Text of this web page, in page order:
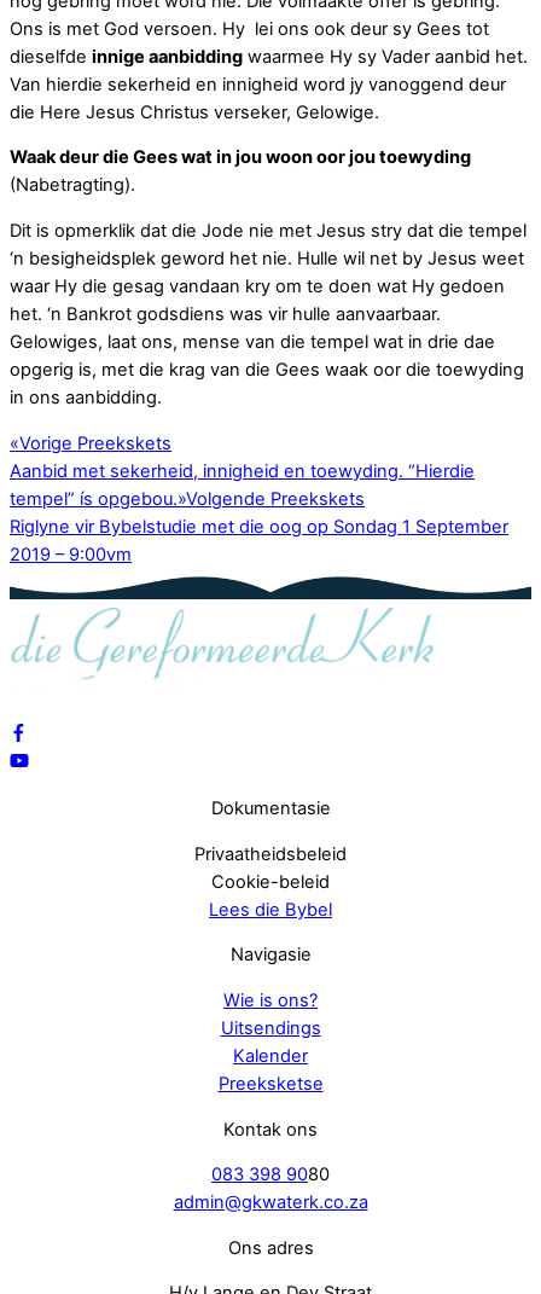
Ons is met God versoen. Hy lei ons ook deur sy Gees tot
dieselfde innige aanbidding waarmee Hy sy Vader aanbid het.
Van hierdie sekerheid en innigheid word jy vanoggend deur
die Here Jesus Christus verseker, Gelowige.
Waak deur die Gees wat in jou woon oor jou toewyding
(Nabetragting).
Dit is opmerklik dat die Jode nie met Jesus stry dat die tempel
‘n besigheidsplek geword het nie. Hulle wil net by Jesus weet
waar Hy die gesag vandaan kry om te doen wat Hy gedoen
het. ‘n Bankrot godsdiens was vir hulle aanvaarbaar.
Gelowiges, laat ons, mense van die tempel wat in drie dae
opgerig is, met die krag van die Gees waak oor die toewyding
in ons aanbidding.
«Vorige Preekskets
Aanbid met sekerheid, innigheid en toewyding. “Hierdie
tempel” ís opgebou.»Volgende Preekskets
Riglyne vir Bybelstudie met die oog op Sondag 1 September
2019 – 9:00vm
Dokumentasie
Privaatheidsbeleid
Cookie-beleid
Lees die Bybel
Navigasie
Wie is ons?
Uitsendings
Kalender
Preeksketse
Kontak ons
083 398 9080
admin@gkwaterk.co.za
Ons adres